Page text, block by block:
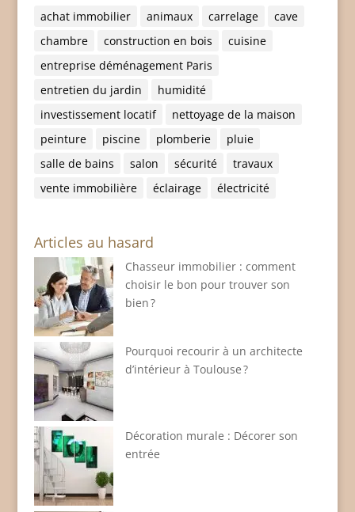
achat immobilier animaux carrelage
cave
chambre
construction en bois
cuisine
entreprise déménagement Paris
entretien du jardin
humidité
investissement locatif
nettoyage de la maison
peinture
piscine plomberie
pluie
salle de bains
salon sécurité
travaux
vente immobilière
éclairage électricité
Articles au hasard
Chasseur immobilier : comment
choisir le bon pour trouver son
bien ?
Pourquoi recourir à un architecte
d’intérieur à Toulouse ?
Décoration murale : Décorer son
entrée